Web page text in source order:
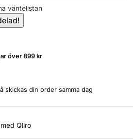
väntelistan
över 899 kr
skickas din order samma dag